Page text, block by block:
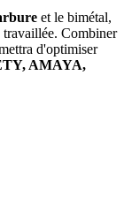
et le bimétal,
travaillée. Combiner
d'optimiser
AMAYA,